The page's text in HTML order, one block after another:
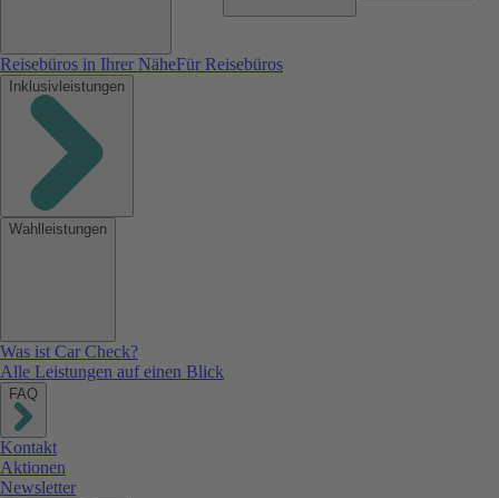
Reisebüros in Ihrer NäheFür Reisebüros
Inklusivleistungen
Wahlleistungen
Was ist Car Check?
Alle Leistungen auf einen Blick
FAQ
Kontakt
Aktionen
Newsletter